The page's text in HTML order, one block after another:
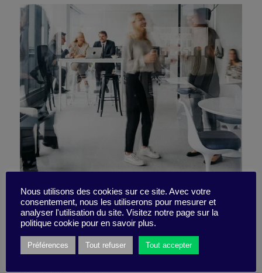
2023, l’année de la semaine
des 4 jours
Nous utilisons des cookies sur ce site. Avec votre
consentement, nous les utiliserons pour mesurer et
analyser l'utilisation du site. Visitez notre page sur la
politique cookie pour en savoir plus.
Préférences Tout refuser Tout accepter